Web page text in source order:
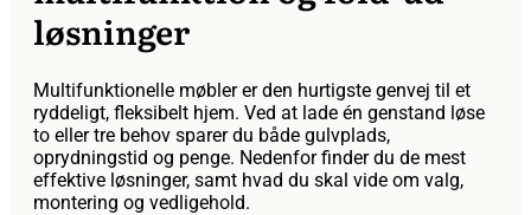
løsninger
Multifunktionelle møbler er den hurtigste genvej til et
ryddeligt, fleksibelt hjem. Ved at lade én genstand løse
to eller tre behov sparer du både gulvplads,
oprydningstid og penge. Nedenfor finder du de mest
effektive løsninger, samt hvad du skal vide om valg,
montering og vedligehold.